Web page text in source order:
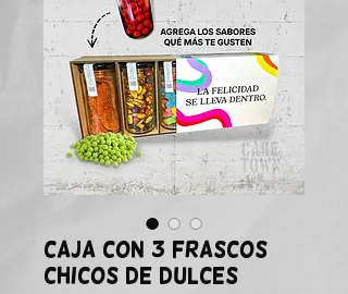
Caja con 3 Frascos
Chicos de Dulces